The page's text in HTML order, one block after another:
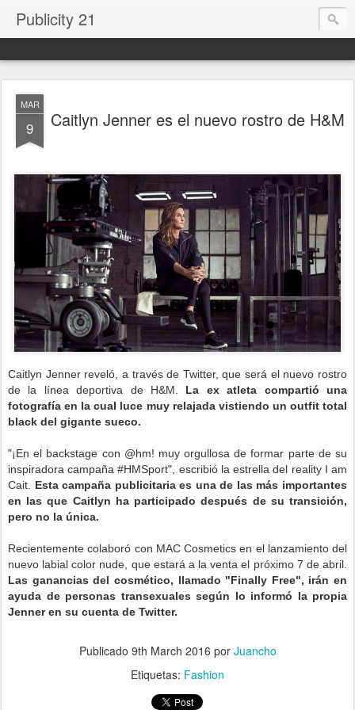
Publicity 21
MAR
9 Caitlyn Jenner es el nuevo rostro de H&M
Caitlyn Jenner reveló, a través de Twitter, que será el nuevo rostro
de la línea deportiva de H&M. La ex atleta compartió una
fotografía en la cual luce muy relajada vistiendo un outfit total
black del gigante sueco.
"¡En el backstage con @hm! muy orgullosa de formar parte de su
inspiradora campaña #HMSport", escribió la estrella del reality I am
Cait. Esta campaña publicitaria es una de las más importantes
en las que Caitlyn ha participado después de su transición,
pero no la única.
Recientemente colaboró con MAC Cosmetics en el lanzamiento del
nuevo labial color nude, que estará a la venta el próximo 7 de abril.
Las ganancias del cosmético, llamado "Finally Free", irán en
ayuda de personas transexuales según lo informó la propia
Jenner en su cuenta de Twitter.
Publicado 9th March 2016 por Juancho
Etiquetas: Fashion